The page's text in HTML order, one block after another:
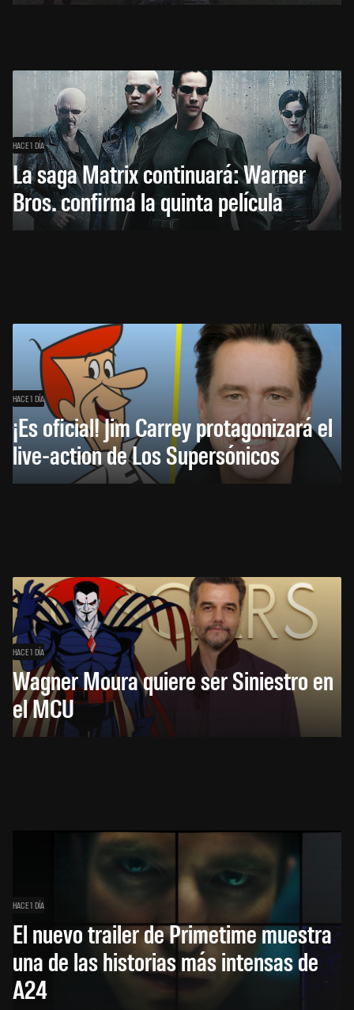
HACE 1 DÍA
La saga Matrix continuará: Warner
Bros. confirma la quinta película
HACE 1 DÍA
¡Es oficial! Jim Carrey protagonizará el
live-action de Los Supersónicos
HACE 1 DÍA
Wagner Moura quiere ser Siniestro en
el MCU
HACE 1 DÍA
El nuevo trailer de Primetime muestra
una de las historias más intensas de
A24